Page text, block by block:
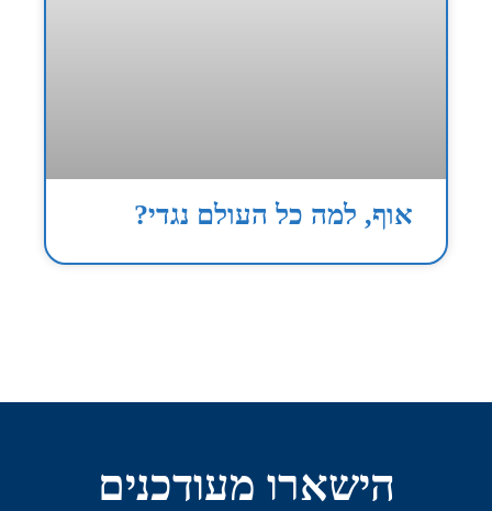
אוף, למה כל העולם נגדי?
הישארו מעודכנים